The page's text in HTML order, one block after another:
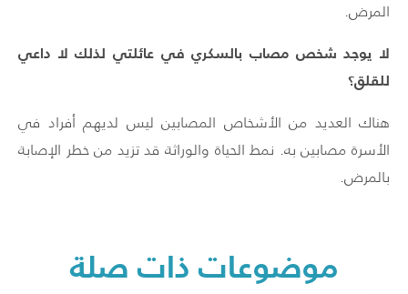
المرض.
لا يوجد شخص مصاب بالسكري في عائلتي لذلك لا داعي
للقلق؟
هناك العديد من الأشخاص المصابين ليس لديهم أفراد في
الأسرة مصابين به. نمط الحياة والوراثة قد تزيد من خطر الإصابة
بالمرض.
موضوعات ذات صلة